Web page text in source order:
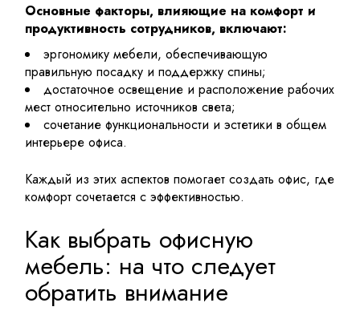
Основные факторы, влияющие на комфорт и
продуктивность сотрудников, включают:
эргономику мебели, обеспечивающую
правильную посадку и поддержку спины;
достаточное освещение и расположение рабочих
мест относительно источников света;
сочетание функциональности и эстетики в общем
интерьере офиса.
Каждый из этих аспектов помогает создать офис, где
комфорт сочетается с эффективностью.
Как выбрать офисную
мебель: на что следует
обратить внимание